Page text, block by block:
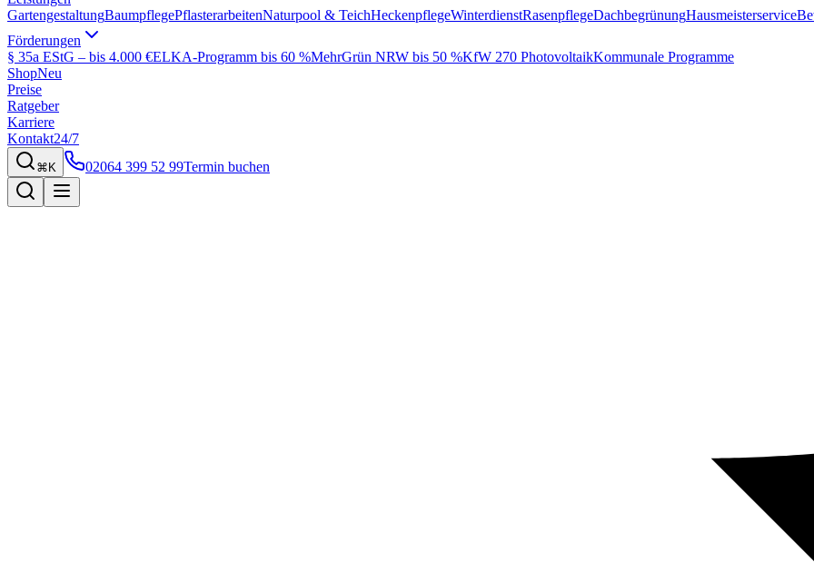
GartengestaltungBaumpflegePflasterarbeitenNaturpool & TeichHeckenpflegeWinterdienstRasenpflegeDachbegrünungHausmeisterservice
Förderungen
§ 35a EStG – bis 4.000 €ELKA-Programm bis 60 %MehrGrün NRW bis 50 %KfW 270 PhotovoltaikKommunale Programme
ShopNeu
Preise
Ratgeber
Karriere
Kontakt24/7
⌘K 02064 399 52 99Termin buchen